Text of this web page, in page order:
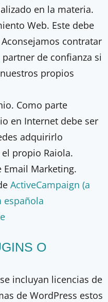
en la materia.
Web. Este debe
contratar
partner de confianza si
propios
Como parte
en Internet debe ser
adquirirlo
el propio Raiola.
Email Marketing.
ActiveCampaign (a
española
O
incluyan licencias de
de WordPress estos